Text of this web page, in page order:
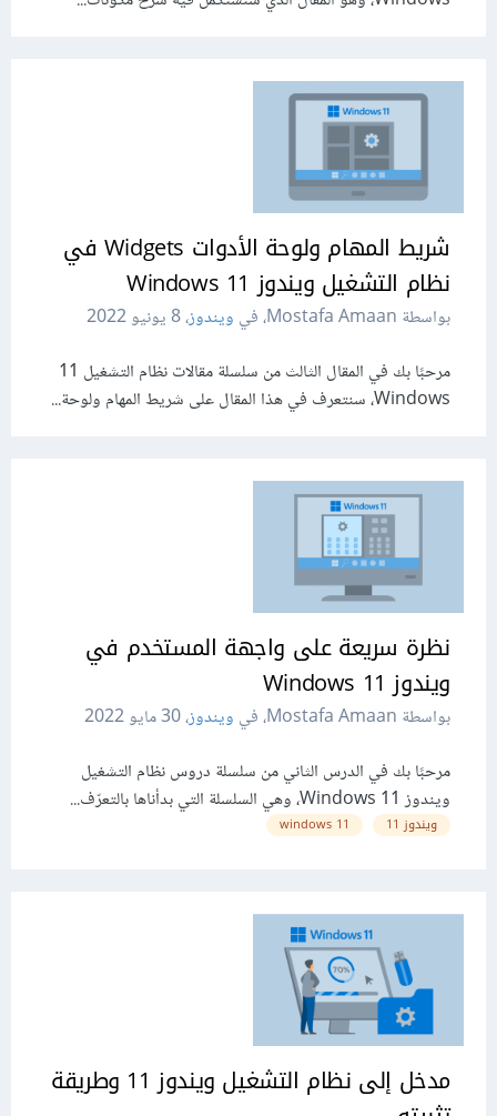
شريط المهام ولوحة الأدوات Widgets في
نظام التشغيل ويندوز 11 Windows
بواسطة Mostafa Amaan، في ويندوز،8 يونيو 2022
مرحبًا بك في المقال الثالث من سلسلة مقالات نظام التشغيل 11
Windows، سنتعرف في هذا المقال على شريط المهام ولوحة...
نظرة سريعة على واجهة المستخدم في
ويندوز 11 Windows
بواسطة Mostafa Amaan، في ويندوز،30 مايو 2022
مرحبًا بك في الدرس الثاني من سلسلة دروس نظام التشغيل
ويندوز 11 Windows، وهي السلسلة التي بدأناها بالتعرّف...
ويندوز 11 11 windows
مدخل إلى نظام التشغيل ويندوز 11 وطريقة